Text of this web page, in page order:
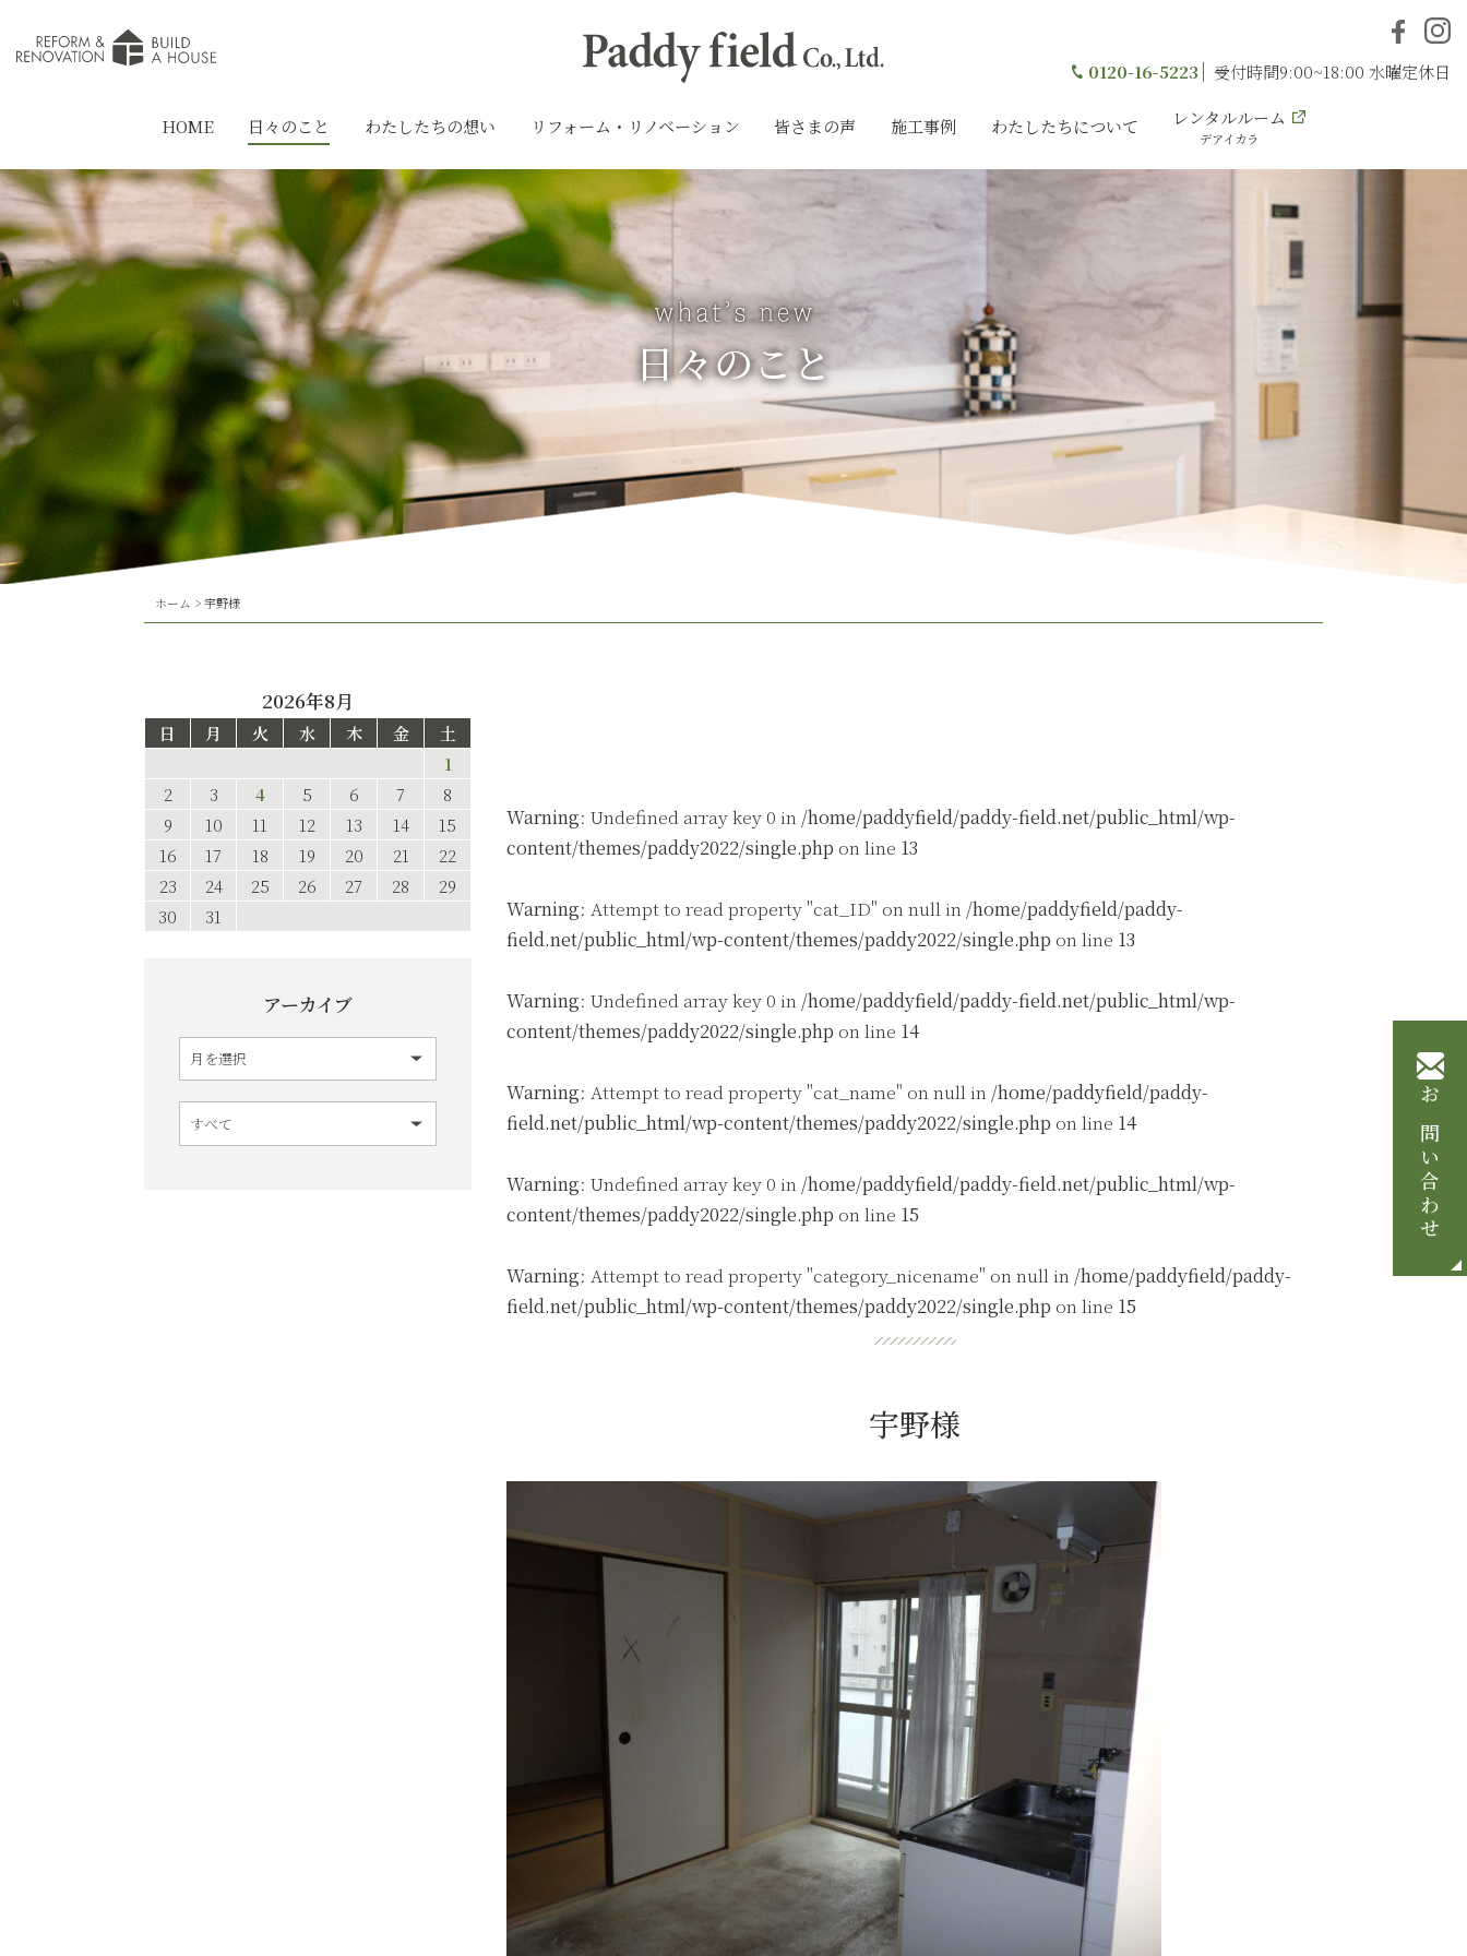
0120-16-5223 受付時間9:00~18:00 水曜定休日
HOME 日々のこと わたしたちの想い リフォーム・リノベーション 皆さまの声 施工事例 わたしたちについて レンタルルーム
デアイカラ
お問い合わせ
日々のこと
ホーム >宇野様
Warning: Undefined array key 0 in /home/paddyfield/paddy-field.net/public_html/wp-
content/themes/paddy2022/single.php on line 13
Warning: Attempt to read property "cat_ID" on null in /home/paddyfield/paddy-
field.net/public_html/wp-content/themes/paddy2022/single.php on line 13
Warning: Undefined array key 0 in /home/paddyfield/paddy-field.net/public_html/wp-
content/themes/paddy2022/single.php on line 14
Warning: Attempt to read property "cat_name" on null in /home/paddyfield/paddy-
field.net/public_html/wp-content/themes/paddy2022/single.php on line 14
Warning: Undefined array key 0 in /home/paddyfield/paddy-field.net/public_html/wp-
content/themes/paddy2022/single.php on line 15
Warning: Attempt to read property "category_nicename" on null in /home/paddyfield/paddy-
field.net/public_html/wp-content/themes/paddy2022/single.php on line 15
宇野様
2026年8月
日 月 火 水 木 金
土
1
2
3 4 5 6 7
8
9
10 11 12 13 14
15
16
17 18 19 20 21
22
23
24 25 26 27 28
29
30
31
アーカイブ